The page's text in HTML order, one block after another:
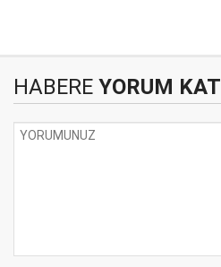
HABERE YORUM KAT